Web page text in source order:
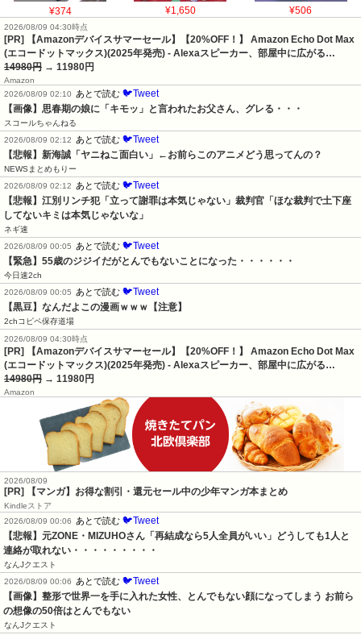
¥374 ¥1,650 ¥506
2026/08/09 04:30時点
[PR] 【Amazonデバイスサマーセール】【20%OFF！】 Amazon Echo Dot Max
(エコードットマックス)(2025年発売) - Alexaスピーカー、部屋中に広がる…
14980円 → 11980円
Amazon
2026/08/09 02:10
あとで読む 🐦Tweet
【画像】思春期の娘に「キモッ」と言われたお父さん、グレる・・・
スコールちゃんねる
2026/08/09 02:12
あとで読む 🐦Tweet
【悲報】新海誠「ヤニねこ面白い」←お前らこのアニメどう思ってんの？
NEWSまとめもりー
2026/08/09 02:12
あとで読む 🐦Tweet
【悲報】江別リンチ犯「立って謝罪は本気じゃない」裁判官「ほな裁判で土下座
してないキミは本気じゃないな」
ネギ速
2026/08/09 00:05
あとで読む 🐦Tweet
【緊急】55歳のジジイだがとんでもないことになった・・・・・・
今日速2ch
2026/08/09 00:05
あとで読む 🐦Tweet
【黒豆】なんだよこの漫画ｗｗｗ【注意】
2chコピペ保存道場
2026/08/09 04:30時点
[PR] 【Amazonデバイスサマーセール】【20%OFF！】 Amazon Echo Dot Max
(エコードットマックス)(2025年発売) - Alexaスピーカー、部屋中に広がる…
14980円 → 11980円
Amazon
2026/08/09
[PR] 【マンガ】お得な割引・還元セール中の少年マンガ本まとめ
Kindleストア
2026/08/09 00:06
あとで読む 🐦Tweet
【悲報】元ZONE・MIZUHOさん「再結成なら5人全員がいい」どうしても1人と
連絡が取れない・・・・・・・・・
なんJクエスト
2026/08/09 00:06
あとで読む 🐦Tweet
【画像】整形で世界一を手に入れた女性、とんでもない顔になってしまう お前ら
の想像の50倍はとんでもない
なんJクエスト